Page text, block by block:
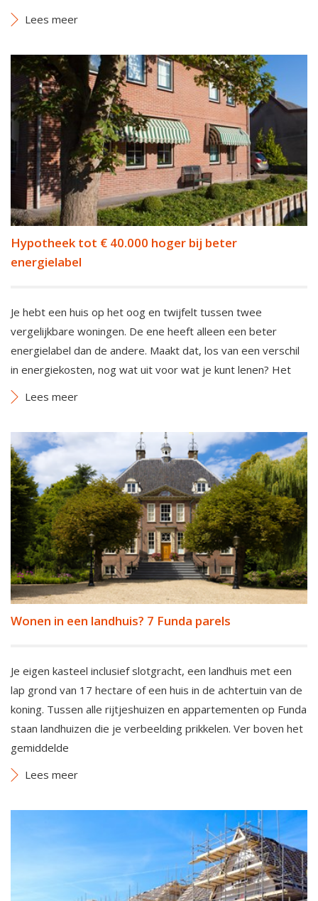
Lees meer
Hypotheek tot € 40.000 hoger bij beter
energielabel
Je hebt een huis op het oog en twijfelt tussen twee
vergelijkbare woningen. De ene heeft alleen een beter
energielabel dan de andere. Maakt dat, los van een verschil
in energiekosten, nog wat uit voor wat je kunt lenen? Het
Lees meer
Wonen in een landhuis? 7 Funda parels
Je eigen kasteel inclusief slotgracht, een landhuis met een
lap grond van 17 hectare of een huis in de achtertuin van de
koning. Tussen alle rijtjeshuizen en appartementen op Funda
staan landhuizen die je verbeelding prikkelen. Ver boven het
gemiddelde
Lees meer